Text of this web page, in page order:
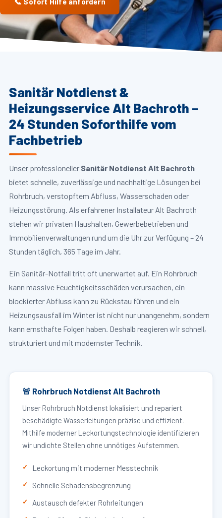
Sanitär Notdienst &
Heizungsservice Alt Bachroth –
24 Stunden Soforthilfe vom
Fachbetrieb
Unser professioneller Sanitär Notdienst Alt Bachroth
bietet schnelle, zuverlässige und nachhaltige Lösungen bei
Rohrbruch, verstopftem Abfluss, Wasserschaden oder
Heizungsstörung. Als erfahrener Installateur Alt Bachroth
stehen wir privaten Haushalten, Gewerbebetrieben und
Immobilienverwaltungen rund um die Uhr zur Verfügung – 24
Stunden täglich, 365 Tage im Jahr.
Ein Sanitär-Notfall tritt oft unerwartet auf. Ein Rohrbruch
kann massive Feuchtigkeitsschäden verursachen, ein
blockierter Abfluss kann zu Rückstau führen und ein
Heizungsausfall im Winter ist nicht nur unangenehm, sondern
kann ernsthafte Folgen haben. Deshalb reagieren wir schnell,
strukturiert und mit modernster Technik.
🚨 Rohrbruch Notdienst Alt Bachroth
Unser Rohrbruch Notdienst lokalisiert und repariert
beschädigte Wasserleitungen präzise und effizient.
Mithilfe moderner Leckortungstechnologie identifizieren
wir undichte Stellen ohne unnötiges Aufstemmen.
Leckortung mit moderner Messtechnik
Schnelle Schadensbegrenzung
Austausch defekter Rohrleitungen